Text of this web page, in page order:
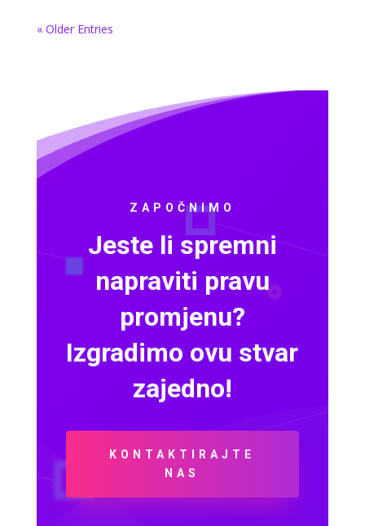
« Older Entries
ZAPOČNIMO
Jeste li spremni
napraviti pravu
promjenu?
Izgradimo ovu stvar
zajedno!
KONTAKTIRAJTE
NAS